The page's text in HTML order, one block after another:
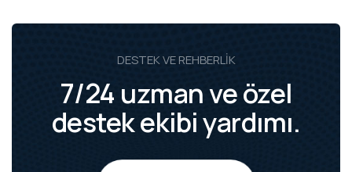
DESTEK VE REHBERLIK
7/24 uzman ve özel
destek ekibi yardımı.